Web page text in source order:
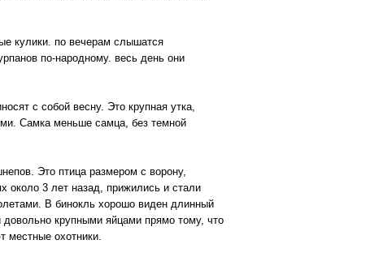
кулики. по вечерам слышатся
по-народному. весь день они
с собой весну. Это крупная утка,
Самка меньше самца, без темной
Это птица размером с ворону,
около 3 лет назад, прижились и стали
В бинокль хорошо виден длинный
крупными яйцами прямо тому, что
местные охотники.